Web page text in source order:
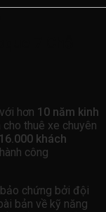
hơn 10 năm kinh
thuê xe chuyên
16.000 khách
công
chứng bởi đội
bản về kỹ năng